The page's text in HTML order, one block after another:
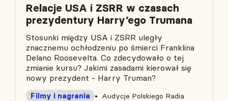
Relacje USA i ZSRR w czasach
prezydentury Harry’ego Trumana
Stosunki między USA i ZSRR uległy
znacznemu ochłodzeniu po śmierci Franklina
Delano Roosevelta. Co zdecydowało o tej
zmianie kursu? Jakimi zasadami kierował się
nowy prezydent - Harry Truman?
Audycje Polskiego Radia
Filmy i nagrania